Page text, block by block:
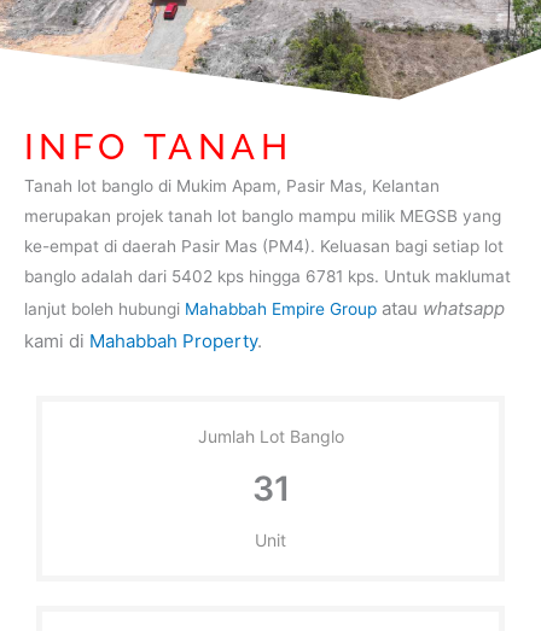
INFO TANAH
Tanah lot banglo di Mukim Apam, Pasir Mas, Kelantan
merupakan projek tanah lot banglo mampu milik MEGSB yang
ke-empat di daerah Pasir Mas (PM4). Keluasan bagi setiap lot
banglo adalah dari 5402 kps hingga 6781 kps. Untuk maklumat
lanjut boleh hubungi Mahabbah Empire Group atau whatsapp
kami di Mahabbah Property.
Jumlah Lot Banglo
31
Unit